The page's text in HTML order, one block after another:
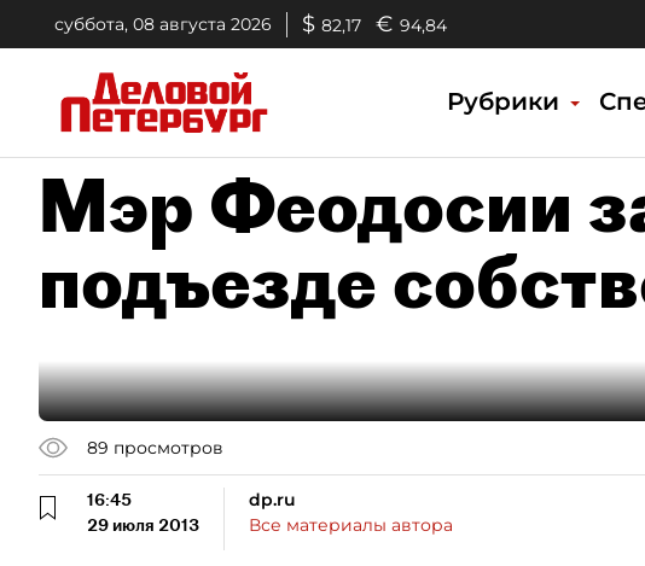
суббота, 08 августа 2026 $ 82,17 € 94,84
Рубрики
Мэр Феодосии
подъезде
89 просмотров
16:45
29 июля 2013
dp.ru
Все материалы автора